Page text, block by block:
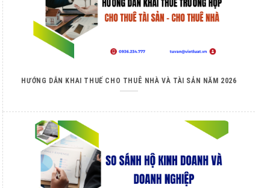
HƯỚNG DẪN KHAI THUẾ CHO THUÊ NHÀ VÀ TÀI SẢN NĂM 2026